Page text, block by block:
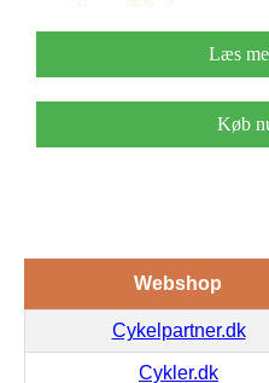
Læs
Køb
Webshop
Cykelpartner.dk
Cykler.dk